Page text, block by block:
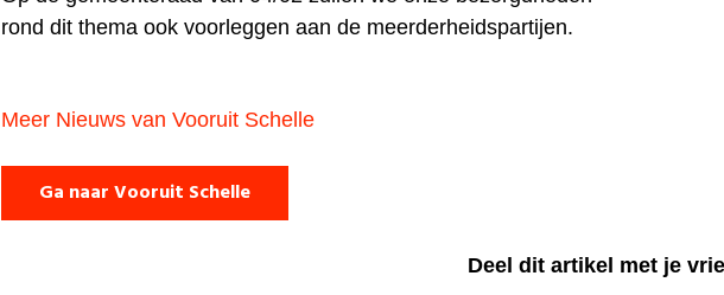
rond dit thema ook voorleggen aan de meerderheidspartijen.
Meer Nieuws van Vooruit Schelle
Ga naar Vooruit Schelle
Deel dit artikel met je